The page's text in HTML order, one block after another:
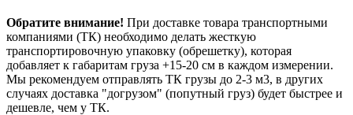
Обратите внимание! При доставке товара транспортными
компаниями (ТК) необходимо делать жесткую
транспортировочную упаковку (обрешетку), которая
добавляет к габаритам груза +15-20 см в каждом измерении.
Мы рекомендуем отправлять ТК грузы до 2-3 м3, в других
случаях доставка "догрузом" (попутный груз) будет быстрее и
дешевле, чем у ТК.